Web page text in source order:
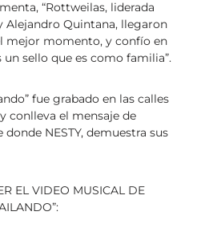
“Rottweilas, liderada
Alejandro Quintana, llegaron
mejor momento, y confío en
sello que es como familia”.
fue grabado en las calles
conlleva el mensaje de
NESTY, demuestra sus
EL VIDEO MUSICAL DE